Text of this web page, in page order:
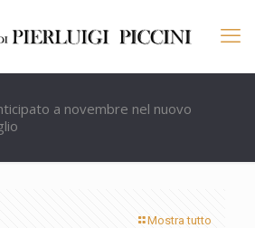
a novembre nel nuovo
Mostra tutto